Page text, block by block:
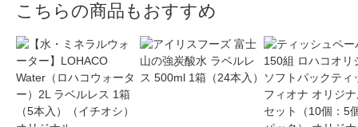
こちらの商品もおすすめ